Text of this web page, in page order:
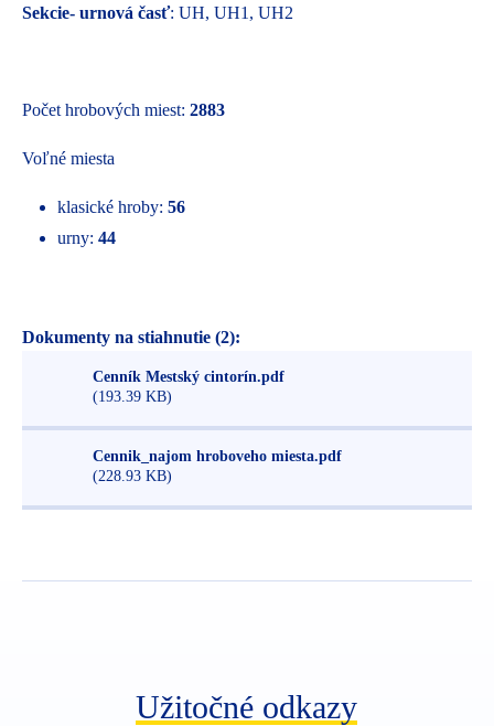
Sekcie- urnová časť: UH, UH1, UH2
Počet hrobových miest: 2883
Voľné miesta
klasické hroby: 56
urny: 44
Dokumenty na stiahnutie (2):
Cenník Mestský cintorín.pdf
(193.39 KB)
Cennik_najom hroboveho miesta.pdf
(228.93 KB)
Užitočné odkazy